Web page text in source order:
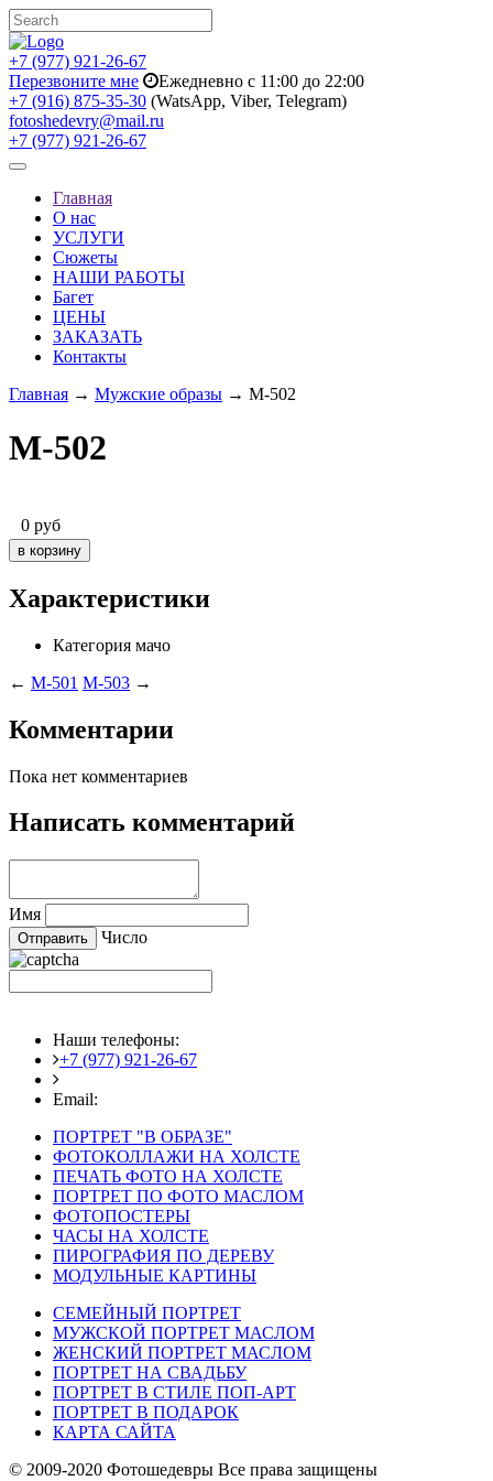
+7 (977) 921-26-67
Перезвоните мне
Ежедневно с 11:00 до 22:00
+7 (916) 875-35-30 (WatsApp, Viber, Telegram)
fotoshedevry@mail.ru
+7 (977) 921-26-67
Toggle
navigationГлавная
О нас
УСЛУГИ
Сюжеты
НАШИ РАБОТЫ
Багет
ЦЕНЫ
ЗАКАЗАТЬ
Контакты
Главная → Мужские образы → M-502
M-502
0 руб
Характеристики
Категория мачо
← M-501 M-503 →
Комментарии
Пока нет комментариев
Написать комментарий
Имя
Число
Наши телефоны:
+7 (977) 921-26-67
Email:
ПОРТРЕТ "В ОБРАЗЕ"
ФОТОКОЛЛАЖИ НА ХОЛСТЕ
ПЕЧАТЬ ФОТО НА ХОЛСТЕ
ПОРТРЕТ ПО ФОТО МАСЛОМ
ФОТОПОСТЕРЫ
ЧАСЫ НА ХОЛСТЕ
ПИРОГРАФИЯ ПО ДЕРЕВУ
МОДУЛЬНЫЕ КАРТИНЫ
СЕМЕЙНЫЙ ПОРТРЕТ
МУЖСКОЙ ПОРТРЕТ МАСЛОМ
ЖЕНСКИЙ ПОРТРЕТ МАСЛОМ
ПОРТРЕТ НА СВАДЬБУ
ПОРТРЕТ В СТИЛЕ ПОП-АРТ
ПОРТРЕТ В ПОДАРОК
КАРТА САЙТА
© 2009-2020 Фотошедевры Все права защищены